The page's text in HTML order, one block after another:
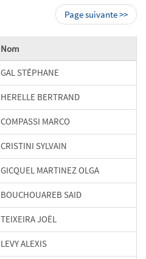
Page suivante >>
Nom
GAL STÉPHANE
HERELLE BERTRAND
COMPASSI MARCO
CRISTINI SYLVAIN
GICQUEL MARTINEZ OLGA
BOUCHOUAREB SAID
TEIXEIRA JOËL
LEVY ALEXIS